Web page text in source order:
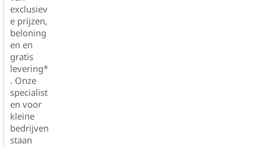
exclusiev
e prijzen,
beloning
en en
gratis
levering*
. Onze
specialist
en voor
kleine
bedrijven
staan